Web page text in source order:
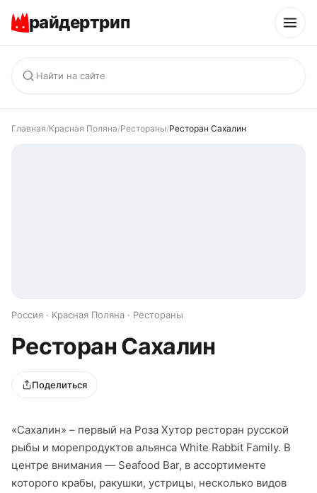
райдертрип
Главная/Красная Поляна/Рестораны/Ресторан Сахалин
Россия · Красная Поляна · Рестораны
Ресторан Сахалин
Поделиться
«Сахалин» – первый на Роза Хутор ресторан русской
рыбы и морепродуктов альянса White Rabbit Family. В
центре внимания — Seafood Bar, в ассортименте
которого крабы, ракушки, устрицы, несколько видов